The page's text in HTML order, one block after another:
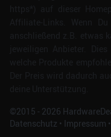
©2015 - 2026
Datenschutz • Impressum •